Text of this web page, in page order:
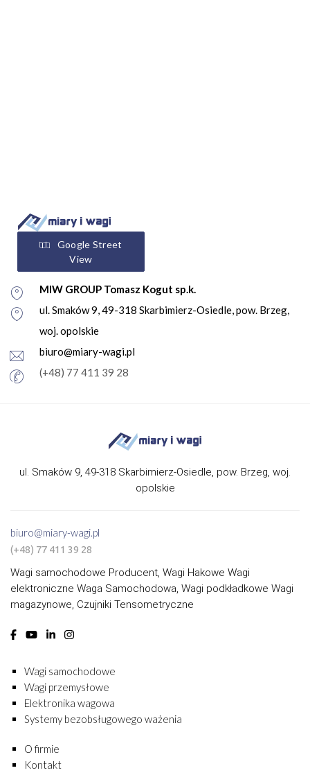
Google Street
View
MIW GROUP Tomasz Kogut sp.k.
ul. Smaków 9, 49-318 Skarbimierz-Osiedle, pow. Brzeg,
woj. opolskie
biuro@miary-wagi.pl
(+48) 77 411 39 28
ul. Smaków 9, 49-318 Skarbimierz-Osiedle, pow. Brzeg, woj.
opolskie
biuro@miary-wagi.pl
(+48) 77 411 39 28
Wagi samochodowe Producent, Wagi Hakowe Wagi
elektroniczne Waga Samochodowa, Wagi podkładkowe Wagi
magazynowe, Czujniki Tensometryczne
Wagi samochodowe
Wagi przemysłowe
Elektronika wagowa
Systemy bezobsługowego ważenia
O firmie
Kontakt